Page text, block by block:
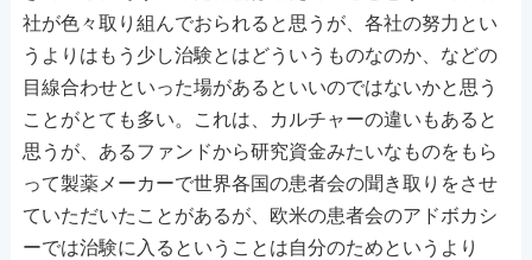
社が色々取り組んでおられると思うが、各社の努力とい
うよりはもう少し治験とはどういうものなのか、などの
目線合わせといった場があるといいのではないかと思う
ことがとても多い。これは、カルチャーの違いもあると
思うが、あるファンドから研究資金みたいなものをもら
って製薬メーカーで世界各国の患者会の聞き取りをさせ
ていただいたことがあるが、欧米の患者会のアドボカシ
ーでは治験に入るということは自分のためというより